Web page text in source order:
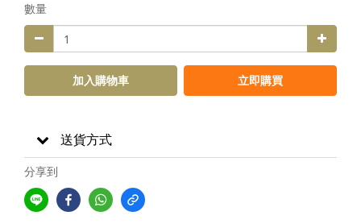
數量
加入購物車 立即購買
送貨方式
分享到